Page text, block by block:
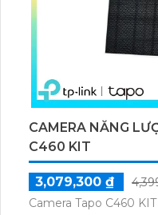
CAMERA NĂNG
C460 KIT
3,079,300 ₫
Camera Tapo C460